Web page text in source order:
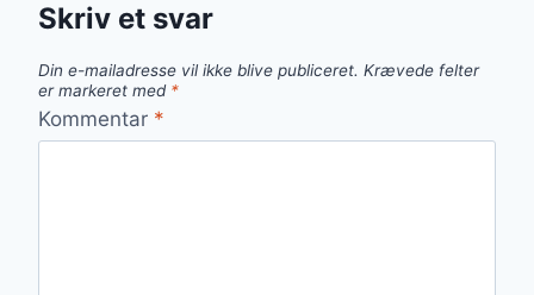
Skriv et svar
Din e-mailadresse vil ikke blive publiceret. Krævede felter
er markeret med *
Kommentar *